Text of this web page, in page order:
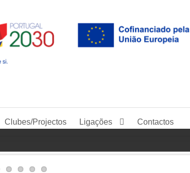
Clubes/Projectos Ligações Contactos